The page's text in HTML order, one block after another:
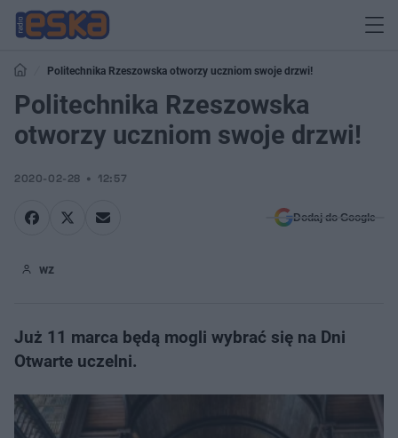
Politechnika Rzeszowska otworzy uczniom swoje drzwi!
Politechnika Rzeszowska
otworzy uczniom swoje drzwi!
2020-02-28 12:57
Dodaj do Google
wz
Już 11 marca będą mogli wybrać się na Dni
Otwarte uczelni.